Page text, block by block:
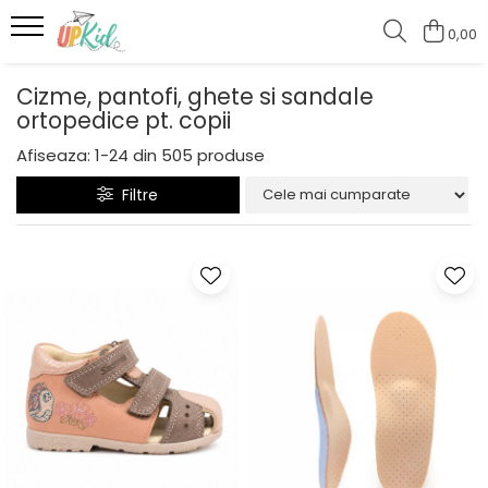
Cizme
Ghete
0,00
Cizme, pantofi, ghete si sandale
ortopedice pt. copii
Afiseaza: 1-24 din 505 produse
Filtre